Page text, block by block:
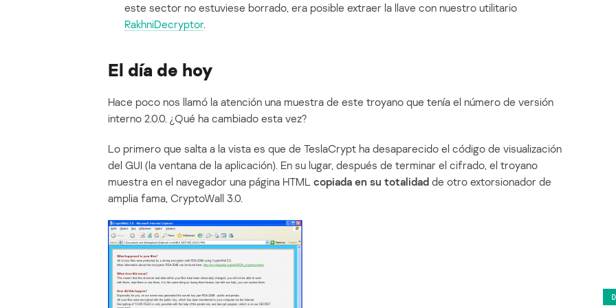
este sector no estuviese borrado, era posible extraer la llave con nuestro utilitario
RakhniDecryptor.
El día de hoy
Hace poco nos llamó la atención una muestra de este troyano que tenía el número de versión
interno 2.0.0. ¿Qué ha cambiado esta vez?
Lo primero que salta a la vista es que de TeslaCrypt ha desaparecido el código de visualización
del GUI (la ventana de la aplicación). En su lugar, después de terminar el cifrado, el troyano
muestra en el navegador una página HTML copiada en su totalidad de otro extorsionador de
amplia fama, CryptoWall 3.0.